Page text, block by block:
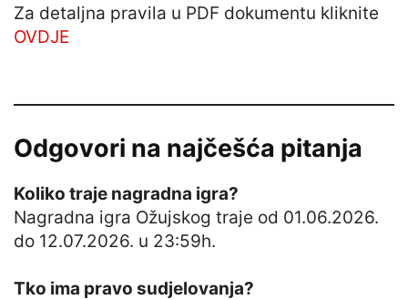
Za detaljna pravila u PDF dokumentu kliknite
OVDJE
Odgovori na najčešća pitanja
Koliko traje nagradna igra?
Nagradna igra Ožujskog traje od 01.06.2026.
do 12.07.2026. u 23:59h.
Tko ima pravo sudjelovanja?